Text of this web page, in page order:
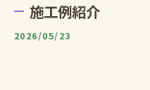
施工例紹介
2026/05/23